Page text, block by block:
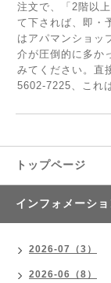
注文で、「2階以
て下されば、即・
はアパマンショッ
介が圧倒的に多か
みてください。直
5602-7225、これ
トップページ
インフォメーショ
2026-07（3）
2026-06（8）